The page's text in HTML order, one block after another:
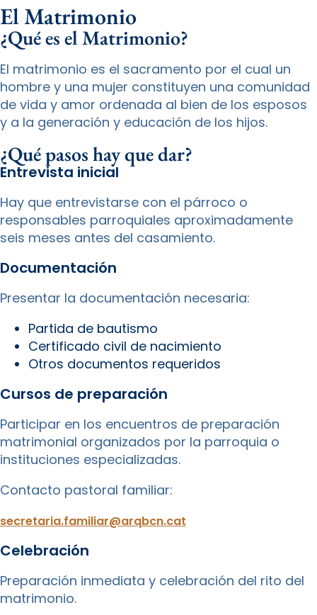
El Matrimonio
¿Qué es el Matrimonio?
El matrimonio es el sacramento por el cual un
hombre y una mujer constituyen una comunidad
de vida y amor ordenada al bien de los esposos
y a la generación y educación de los hijos.
¿Qué pasos hay que dar?
Entrevista inicial
Hay que entrevistarse con el párroco o
responsables parroquiales aproximadamente
seis meses antes del casamiento.
Documentación
Presentar la documentación necesaria:
Partida de bautismo
Certificado civil de nacimiento
Otros documentos requeridos
Cursos de preparación
Participar en los encuentros de preparación
matrimonial organizados por la parroquia o
instituciones especializadas.
Contacto pastoral familiar:
secretaria.familiar@arqbcn.cat
Celebración
Preparación inmediata y celebración del rito del
matrimonio.